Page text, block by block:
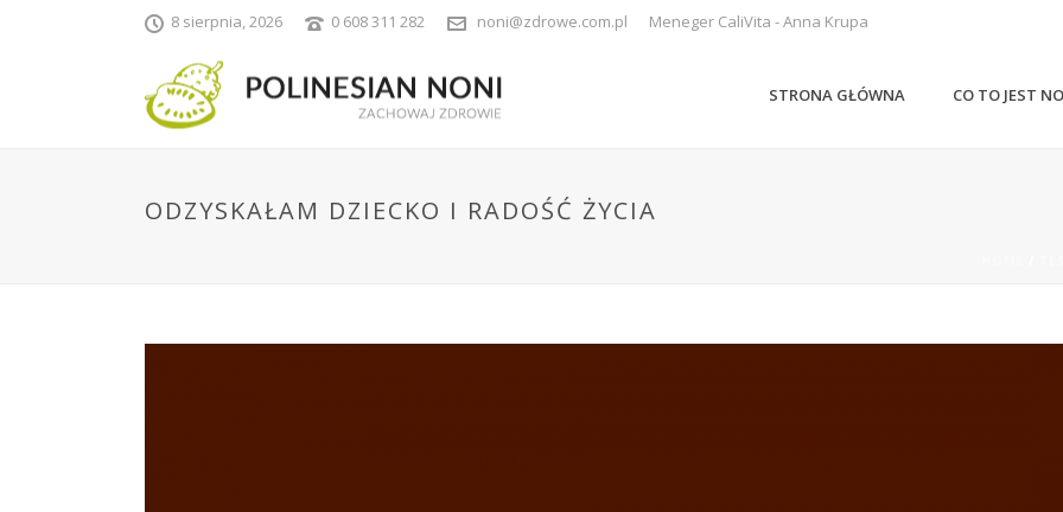
8 sierpnia, 2026 0 608 311 282 noni@zdrowe.com.pl Meneger CaliVita - Anna Krupa
STRONA GŁÓWNA CO TO JEST
ODZYSKAŁAM DZIECKO I RADOŚĆ ŻYCIA